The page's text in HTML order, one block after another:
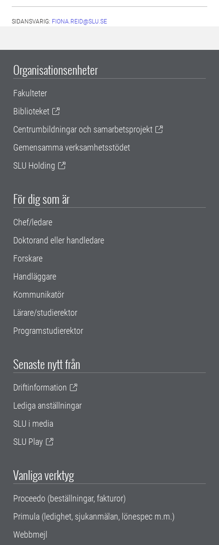
SIDANSVARIG: FIONA.REID@SLU.SE
Organisationsenheter
Fakulteter
Biblioteket
Centrumbildningar och samarbetsprojekt
Gemensamma verksamhetsstödet
SLU Holding
För dig som är
Chef/ledare
Doktorand eller handledare
Forskare
Handläggare
Kommunikatör
Lärare/studierektor
Programstudierektor
Senaste nytt från
Driftinformation
Lediga anställningar
SLU i media
SLU Play
Vanliga verktyg
Proceedo (beställningar, fakturor)
Primula (ledighet, sjukanmälan, lönespec m.m.)
Webbmejl